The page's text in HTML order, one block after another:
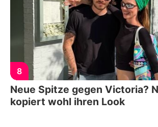
8
Neue Spitze gegen Victoria?
kopiert wohl ihren Look